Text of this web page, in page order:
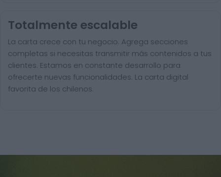
Totalmente escalable
La carta crece con tu negocio. Agrega secciones
completas si necesitas transmitir más contenidos a tus
clientes. Estamos en constante desarrollo para
ofrecerte nuevas funcionalidades. La carta digital
favorita de los chilenos.